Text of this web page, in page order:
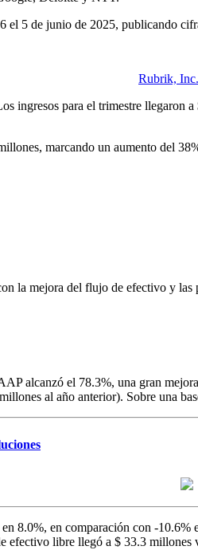
5 de junio de 2025, publicando
Rubrik,
ingresos para el trimestre
marcando un aumento del
la mejora del flujo de efectivo y
alcanzó el 78.3%, una gran
al año anterior). Sobre una
8.0%, en comparación con -
libre llegó a $ 33.3 millones